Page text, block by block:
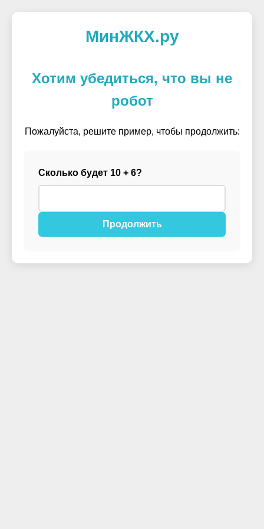
МинЖКХ.ру
Хотим убедиться, что вы не
робот
Пожалуйста, решите пример, чтобы продолжить:
Сколько будет 10 + 6?
Продолжить